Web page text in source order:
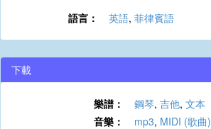
語言： 英語, 菲律賓語
下載
樂譜： 鋼琴, 吉他, 文本
音樂：
mp3, MIDI (歌曲)